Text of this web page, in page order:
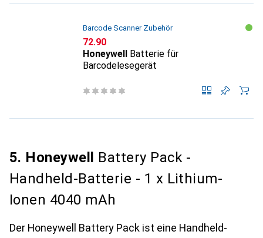
Barcode Scanner Zubehör
CHF
72.90
Honeywell Batterie für
Barcodelesegerät
5. Honeywell
Battery Pack -
Handheld-Batterie - 1 x Lithium-
Ionen 4040 mAh
Der Honeywell Battery Pack ist eine Handheld-